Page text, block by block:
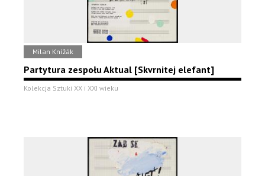
Milan Knížák
Partytura zespołu Aktual [Skvrnitej elefant]
Kolekcja Sztuki XX i XXI wieku